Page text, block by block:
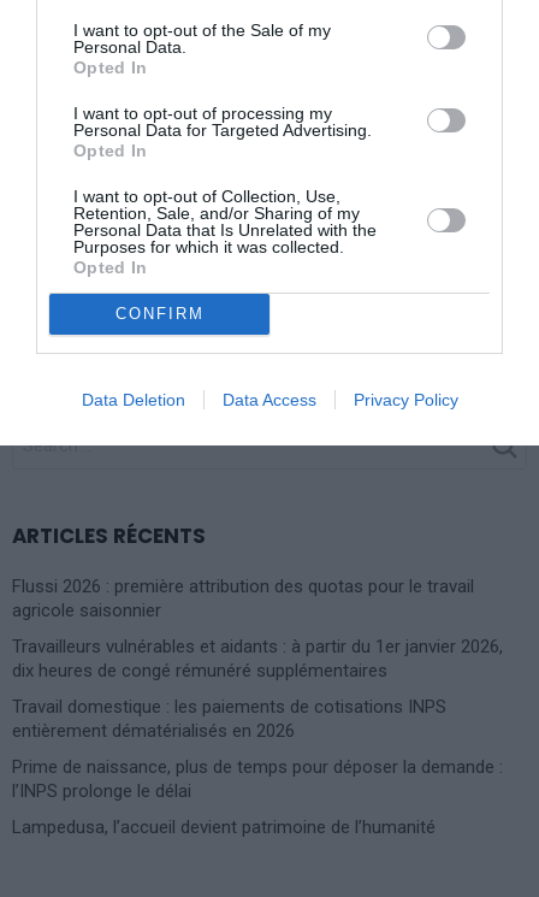
I want to opt-out of the Sale of my
Personal Data.
Opted In
I want to opt-out of processing my
Personal Data for Targeted Advertising.
Opted In
I want to opt-out of Collection, Use,
Retention, Sale, and/or Sharing of my
Personal Data that Is Unrelated with the
Purposes for which it was collected.
Opted In
CONFIRM
Data Deletion Data Access Privacy Policy
rappelé à l’ordre récemment par le sélectionneur des
Eperviers et que son avenir à Tottenham reste
PIERRE KALALA: Décès du mythique
canonnier congolais du T-P Englebert
Next article
CAMEROUN – FRANCE: Yaoundé
accueille François Hollande
ARTICLES RÉCENTS
Flussi 2026 : première attribution des quotas pour le travail
agricole saisonnier
Travailleurs vulnérables et aidants : à partir du 1er janvier 2026,
dix heures de congé rémunéré supplémentaires
Travail domestique : les paiements de cotisations INPS
entièrement dématérialisés en 2026
Prime de naissance, plus de temps pour déposer la demande :
l’INPS prolonge le délai
Lampedusa, l’accueil devient patrimoine de l’humanité